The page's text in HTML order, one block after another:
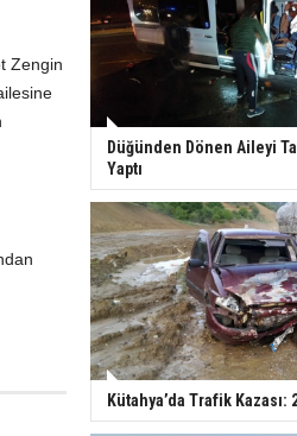
Zengin
Düğünden Dönen Aileyi
Yaptı
Kütahya’da Trafik Kazası: